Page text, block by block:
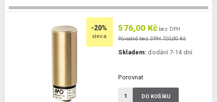
-20%
sleva
576,00 Kč bez DPH
Původně bez DPH 720,00 Kč
Skladem: dodání 7-14 dní
Porovnat
DO KOŠÍKU